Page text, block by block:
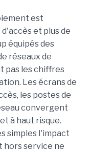
est
et plus de
équipés des
réseaux de
pas les chiffres
Les écrans de
les postes de
convergent
à haut risque.
simples l'impact
hors service ne